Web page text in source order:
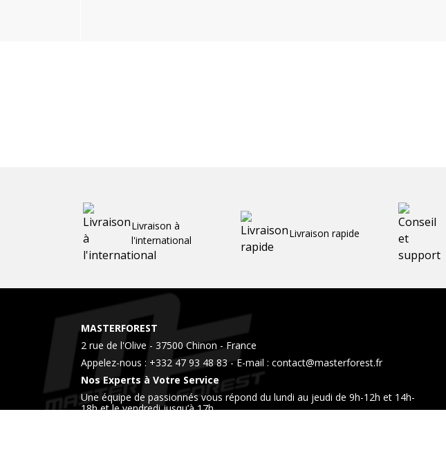
Livraison à
l'international
Livraison rapide
MASTERFOREST
2 rue de l'Olive - 37500 Chinon - France
Appelez-nous : +332 47 93 48 83- E-mail : contact@masterforest.fr
Nos Experts à Votre Service
Une équipe de passionnés vous répond du lundi au jeudi de 9h-12h et 14h-
18h et le vendredi jusqu’à 17h